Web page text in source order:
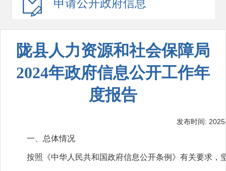
申请公开政府信息
陇县人力资源和社会保障局
2024年政府信息公开工作年
度报告
发布时间:
一、总体情况
按照《中华人民共和国政府信息公开条例》有关要求